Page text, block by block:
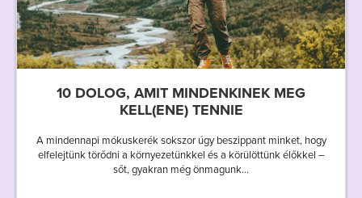
10 DOLOG, AMIT MINDENKINEK MEG
KELL(ENE) TENNIE
A mindennapi mókuskerék sokszor úgy beszippant minket, hogy
elfelejtünk törődni a környezetünkkel és a körülöttünk élőkkel –
sőt, gyakran még önmagunk...